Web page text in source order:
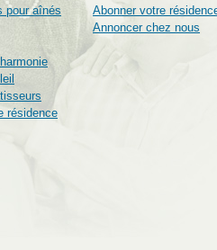
pour aînés
résidence
Abonner votre
Annoncer chez nous